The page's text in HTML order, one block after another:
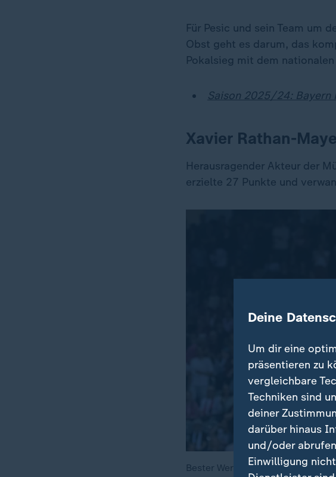
Für Pesic und sein Team um
Obst geht es darum, das
Pokalsieg mit dem
Saison 2025/24: Bayern
Xavier Rathan-
Herausragender Akteur der
erzielte 27 Punkte und
Bester Werfer der Bayern:
Deine
Um dir eine
präsentieren zu
vergleichbare
Techniken sind
deiner
darüber hinaus
und/oder
Einwilligung